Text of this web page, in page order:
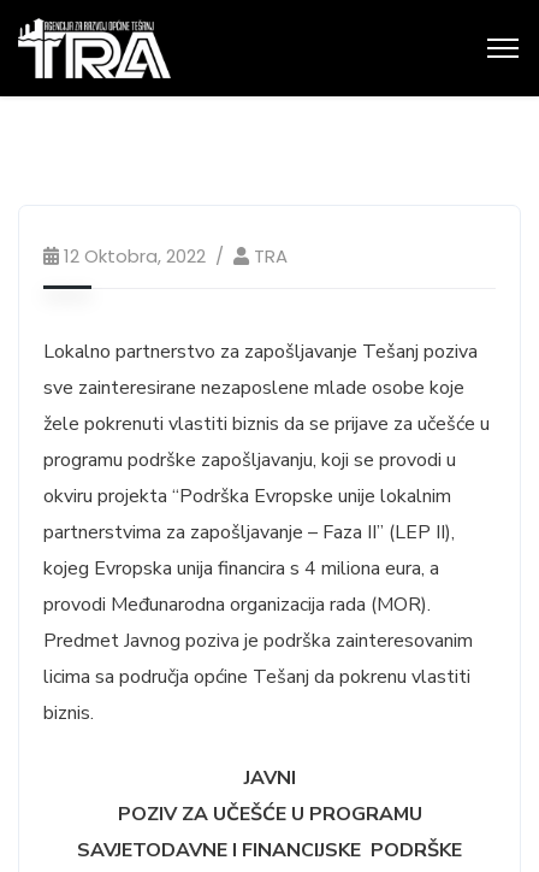
12 Oktobra, 2022 TRA
Lokalno partnerstvo za zapošljavanje Tešanj poziva
sve zainteresirane nezaposlene mlade osobe koje
žele pokrenuti vlastiti biznis da se prijave za učešće u
programu podrške zapošljavanju, koji se provodi u
okviru projekta “Podrška Evropske unije lokalnim
partnerstvima za zapošljavanje – Faza II” (LEP II),
kojeg Evropska unija financira s 4 miliona eura, a
provodi Međunarodna organizacija rada (MOR).
Predmet Javnog poziva je podrška zainteresovanim
licima sa područja općine Tešanj da pokrenu vlastiti
biznis.
JAVNI
POZIV ZA UČEŠĆE U PROGRAMU
SAVJETODAVNE I FINANCIJSKE PODRŠKE